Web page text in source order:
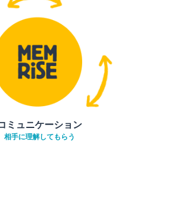
ミュニケーション
相手に理解してもらう